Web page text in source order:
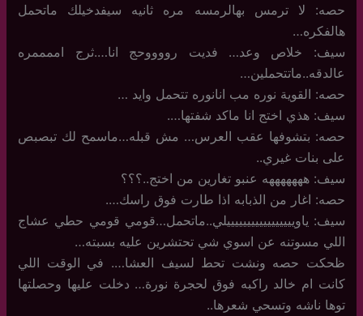
حصه: لا ترمس بهالرمسه مره ثانيه سيفدخيلك ماتحمل
هالفكره…
سيف: خلاص وعد… فديت رووووحج انا….ثرج اممممره
عالدقه..ماتتحملين…
حصه: القوية نوره مب انانوره تتحمل وايد …
سيف: هذي اختج انا ماكد شفتها….
حصه: بتشوفها عقب العرس… مش قبله…ماسمح لك تبصبص
على بنات غيري..
سيف: هههههههه عنبو تغارين من اختج..؟؟؟
حصه: اغار من الذبابه اذا طارت فوق راسك….
سيف: ياويييييييييييييييييلي..ماتحمل…قومي قومي حطي عشاج
اللي مسوتنه عن اسوي شي تحتشرين عليه بسبته…
ظحكت حصه ونشت تحط لسيف العشا…. في الوقت اللي
كانت ام خالد راكبه فوق لحجرة نورة… دخلت عليها وحصلتها
توها ناشه وتسحي شعرها..